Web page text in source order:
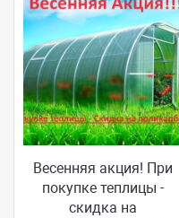
Весенняя акция! При
покупке теплицы -
скидка на